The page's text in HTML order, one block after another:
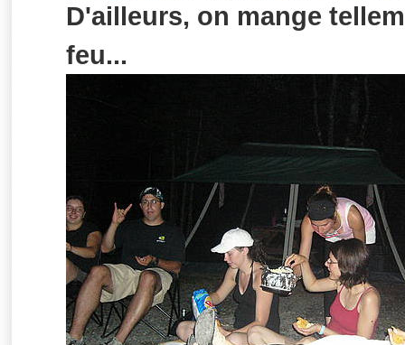
D'ailleurs, on mange
feu...